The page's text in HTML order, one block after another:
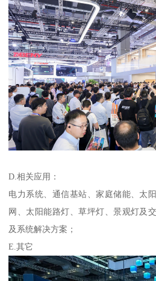
D.相关应用：
电力系统、通信基站、家庭储能、太
网、太阳能路灯、草坪灯、景观灯及
及系统解决方案；
E.其它